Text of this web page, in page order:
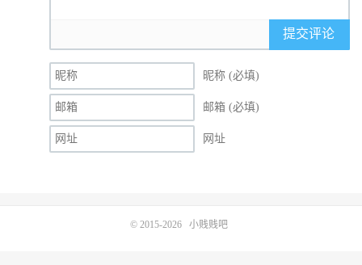
提交评论
昵称 (必填)
邮箱 (必填)
网址
© 2015-2026 小贱贱吧